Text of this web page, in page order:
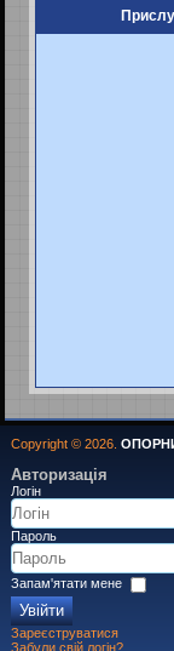
Copyright © 2026.
Авторизація
Логін
Пароль
Запам'ятати мене
Увійти
Зареєструватися
Забули свій логін?